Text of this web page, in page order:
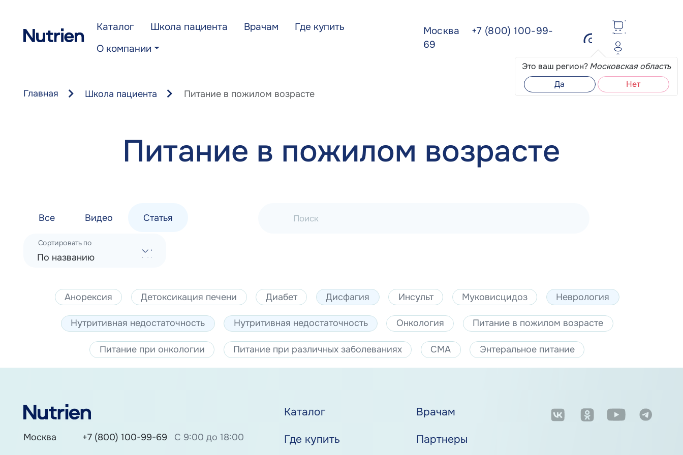
Каталог Школа пациента Врачам
Где купить
О компании
Москва
+7 (800) 100-99-
69
Это ваш регион?Московская область
Да
Нет
Главная Школа пациента Питание в пожилом возрасте
Питание в пожилом возрасте
Все Видео Статья Поиск
По названию
Сортировать по
Анорексия Детоксикация печени Диабет Дисфагия Инсульт Муковисцидоз Неврология
Нутритивная недостаточность Нутритивная недостаточность Онкология Питание в пожилом возрасте
Питание при онкологии Питание при различных заболеваниях СМА Энтеральное питание
Москва +7 (800) 100-99-69
С 9:00 до 18:00
Каталог Врачам
Где купить Партнеры